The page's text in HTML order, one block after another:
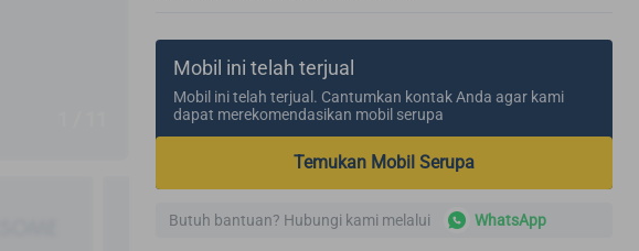
Mobil ini telah terjual
Mobil ini telah terjual. Cantumkan kontak Anda agar kami
dapat merekomendasikan mobil serupa
Temukan Mobil Serupa
Butuh bantuan? Hubungi kami melalui WhatsApp